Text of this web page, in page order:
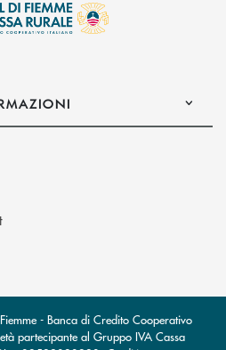
(si apre l’app di posta elettronica)
- Banca di Credito Cooperativo
partecipante al Gruppo IVA Cassa